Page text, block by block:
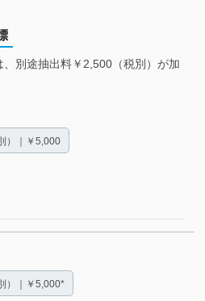
別途抽出料￥2,500（税別）が加
）｜￥5,000
）｜￥5,000*